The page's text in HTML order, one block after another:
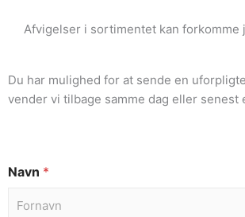
Afvigelser i sortimentet kan
Du har mulighed for at sende en
vender vi tilbage samme dag eller senest
Navn *